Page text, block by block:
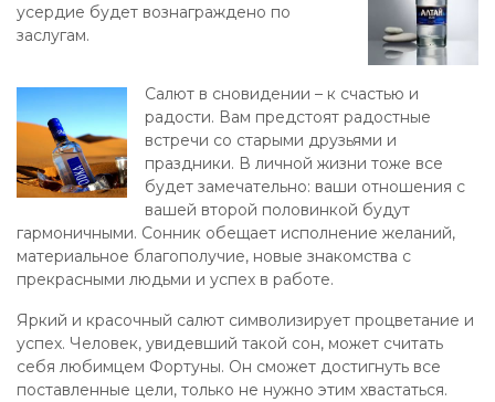
усердие будет вознаграждено по
заслугам.
Салют в сновидении – к счастью и
радости. Вам предстоят радостные
встречи со старыми друзьями и
праздники. В личной жизни тоже все
будет замечательно: ваши отношения с
вашей второй половинкой будут
гармоничными. Сонник обещает исполнение желаний,
материальное благополучие, новые знакомства с
прекрасными людьми и успех в работе.
Яркий и красочный салют символизирует процветание и
успех. Человек, увидевший такой сон, может считать
себя любимцем Фортуны. Он сможет достигнуть все
поставленные цели, только не нужно этим хвастаться.